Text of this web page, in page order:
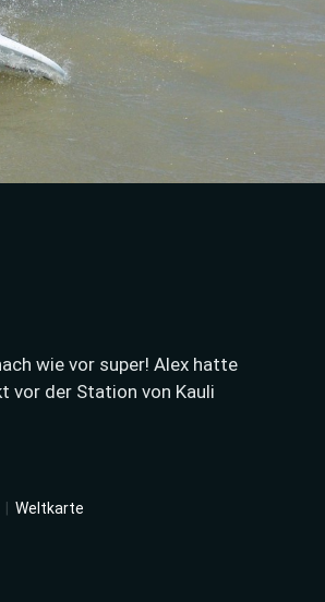
wie vor super! Alex hatte
vor der Station von Kauli
Weltkarte